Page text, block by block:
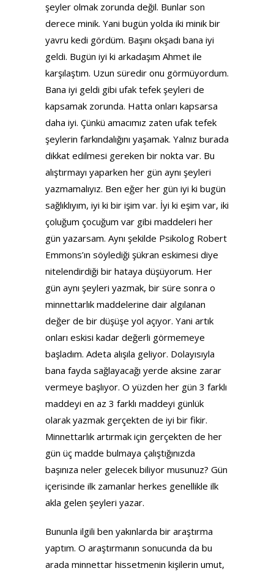
şeyler olmak zorunda değil. Bunlar son
derece minik. Yani bugün yolda iki minik bir
yavru kedi gördüm. Başını okşadı bana iyi
geldi. Bugün iyi ki arkadaşım Ahmet ile
karşılaştım. Uzun süredir onu görmüyordum.
Bana iyi geldi gibi ufak tefek şeyleri de
kapsamak zorunda. Hatta onları kapsarsa
daha iyi. Çünkü amacımız zaten ufak tefek
şeylerin farkındalığını yaşamak. Yalnız burada
dikkat edilmesi gereken bir nokta var. Bu
alıştırmayı yaparken her gün aynı şeyleri
yazmamalıyız. Ben eğer her gün iyi ki bugün
sağlıklıyım, iyi ki bir işim var. İyi ki eşim var, iki
çoluğum çocuğum var gibi maddeleri her
gün yazarsam. Aynı şekilde Psikolog Robert
Emmons’ın söylediği şükran eskimesi diye
nitelendirdiği bir hataya düşüyorum. Her
gün aynı şeyleri yazmak, bir süre sonra o
minnettarlık maddelerine dair algılanan
değer de bir düşüşe yol açıyor. Yani artık
onları eskisi kadar değerli görmemeye
başladım. Adeta alışıla geliyor. Dolayısıyla
bana fayda sağlayacağı yerde aksine zarar
vermeye başlıyor. O yüzden her gün 3 farklı
maddeyi en az 3 farklı maddeyi günlük
olarak yazmak gerçekten de iyi bir fikir.
Minnettarlık artırmak için gerçekten de her
gün üç madde bulmaya çalıştığınızda
başınıza neler gelecek biliyor musunuz? Gün
içerisinde ilk zamanlar herkes genellikle ilk
akla gelen şeyleri yazar.
Bununla ilgili ben yakınlarda bir araştırma
yaptım. O araştırmanın sonucunda da bu
arada minnettar hissetmenin kişilerin umut,